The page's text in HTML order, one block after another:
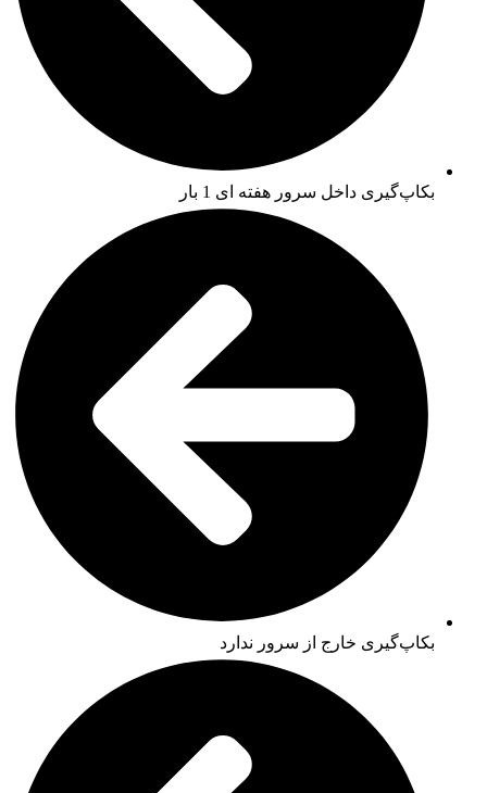
بکاپ‌گیری داخل سرور هفته ای 1 بار
بکاپ‌گیری خارج از سرور ندارد